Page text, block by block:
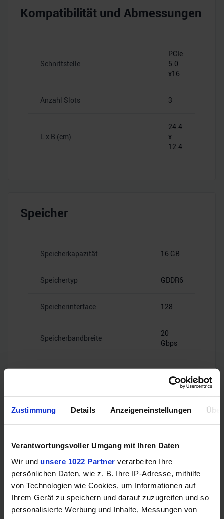
Zustimmung Details Anzeigeneinstellungen
Verantwortungsvoller Umgang mit Ihren Daten
Wir und unsere 1022 Partner verarbeiten Ihre
persönlichen Daten, wie z. B. Ihre IP-Adresse, mithilfe
von Technologien wie Cookies, um Informationen auf
Ihrem Gerät zu speichern und darauf zuzugreifen und so
personalisierte Werbung und Inhalte, Messungen von
Kompatibilität und Abmessungen
Schnittstelle
PCIe
5.0
x16
Anzahl Slots 3
L x B (cm)
24.4
x
12.4
Speicher
Speicherkapazität 16 GB
Speichertyp GDDR6
Speicherinterface 128
Speicherbandbreite
20
Gbps
Videoanschlüsse
2x HDMI
2.1b
DisplayPort
1x
DisplayPort
2.1a